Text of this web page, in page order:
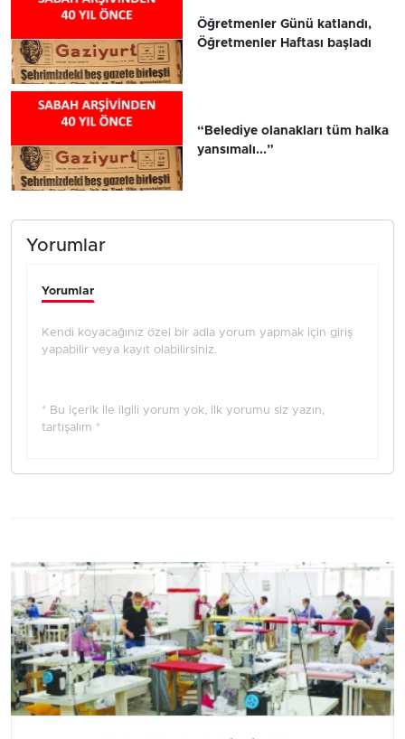
Öğretmenler Günü katlandı,
Öğretmenler Haftası başladı
“Belediye olanakları tüm halka
yansımalı...”
Yorumlar
Yorumlar
Kendi koyacağınız özel bir adla yorum yapmak için giriş
yapabilir veya kayıt olabilirsiniz.
* Bu içerik ile ilgili yorum yok, ilk yorumu siz yazın,
tartışalım *